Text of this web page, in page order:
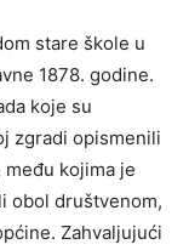
stare škole u
1878. godine.
koje su
zgradi opismenili
kojima je
obol društvenom,
Zahvaljujući